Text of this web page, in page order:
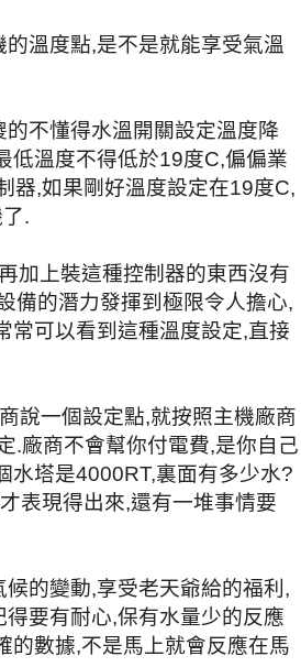
溫度點,是不是就能享受氣溫
不懂得水溫開關設定溫度降
低溫度不得低於19度C,偏偏業
器,如果剛好溫度設定在19度C,
.
加上裝這種控制器的東西沒有
備的潛力發揮到極限令人擔心,
常可以看到這種溫度設定,直接
說一個設定點,就按照主機廠商
.廠商不會幫你付電費,是你自己
水塔是4000RT,裏面有多少水?
表現得出來,還有一堆事情要
的變動,享受老天爺給的福利,
要有耐心,保有水量少的反應
的數據,不是馬上就會反應在馬